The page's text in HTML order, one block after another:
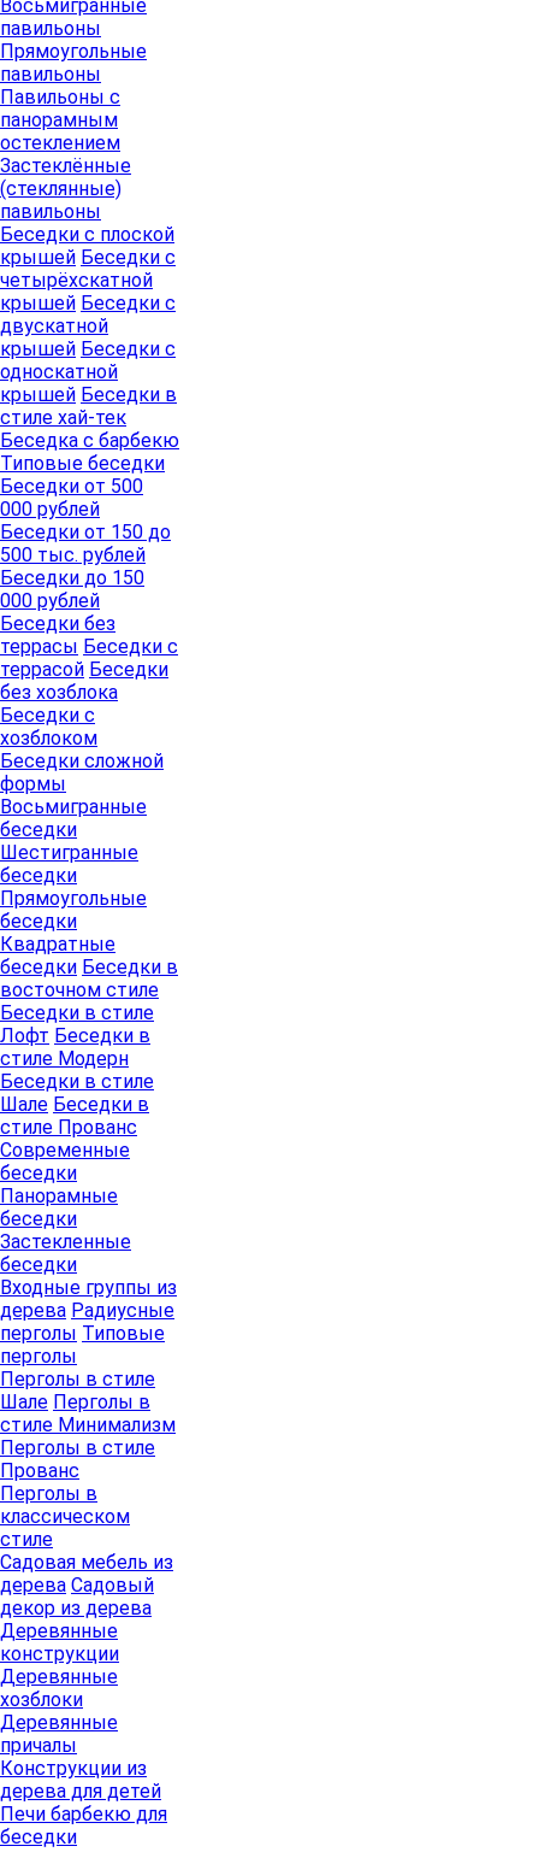
Восьмигранные
павильоны
Прямоугольные
павильоны
Павильоны с
панорамным
остеклением
Застеклённые
(стеклянные)
павильоны
Беседки с плоской
крышей Беседки с
четырёхскатной
крышей Беседки с
двускатной
крышей Беседки с
односкатной
крышей Беседки в
стиле хай-тек
Беседка с барбекю
Типовые беседки
Беседки от 500
000 рублей
Беседки от 150 до
500 тыс. рублей
Беседки до 150
000 рублей
Беседки без
террасы Беседки с
террасой Беседки
без хозблока
Беседки с
хозблоком
Беседки сложной
формы
Восьмигранные
беседки
Шестигранные
беседки
Прямоугольные
беседки
Квадратные
беседки Беседки в
восточном стиле
Беседки в стиле
Лофт Беседки в
стиле Модерн
Беседки в стиле
Шале Беседки в
стиле Прованс
Современные
беседки
Панорамные
беседки
Застекленные
беседки
Входные группы из
дерева Радиусные
перголы Типовые
перголы
Перголы в стиле
Шале Перголы в
стиле Минимализм
Перголы в стиле
Прованс
Перголы в
классическом
стиле
Садовая мебель из
дерева Садовый
декор из дерева
Деревянные
конструкции
Деревянные
хозблоки
Деревянные
причалы
Конструкции из
дерева для детей
Печи барбекю для
беседки